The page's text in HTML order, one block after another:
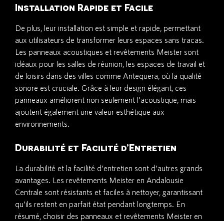
Installation Rapide et Facile
De plus, leur installation est simple et rapide, permettant
aux utilisateurs de transformer leurs espaces sans tracas.
Les panneaux acoustiques et revêtements Meister sont
idéaux pour les salles de réunion, les espaces de travail et
de loisirs dans des villes comme Antequera, où la qualité
sonore est cruciale. Grâce à leur design élégant, ces
panneaux améliorent non seulement l’acoustique, mais
ajoutent également une valeur esthétique aux
environnements.
Durabilité et Facilité d’Entretien
La durabilité et la facilité d’entretien sont d’autres grands
avantages. Les revêtements Meister en Andalousie
Centrale sont résistants et faciles à nettoyer, garantissant
qu’ils restent en parfait état pendant longtemps. En
résumé, choisir des panneaux et revêtements Meister en